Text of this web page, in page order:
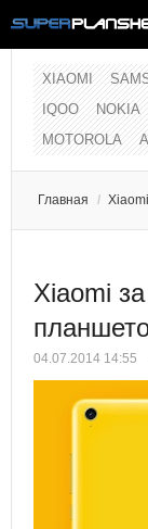
XIAOMI
IQOO
NOKIA
MOTOROLA
Главная / Xiaomi
Xiaomi
04.07.2014 14:55